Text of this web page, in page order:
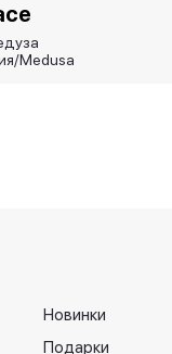
Medusa
Новинки
Подарки